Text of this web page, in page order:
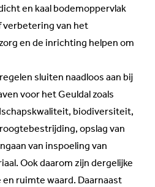
en kaal bodemoppervlak
verbetering van het
en de inrichting helpen om
sluiten naadloos aan bij
voor het Geuldal zoals
biodiversiteit,
opslag van
van inspoeling van
Ook daarom zijn dergelijke
ruimte waard. Daarnaast